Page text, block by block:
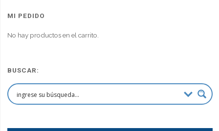
MI PEDIDO
No hay productos en el carrito.
BUSCAR: